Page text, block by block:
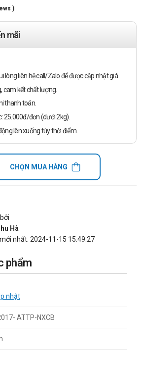
)
mãi
lòng liên hệ call/Zalo để được cập nhật giá
cam kết chất lượng.
thanh toán.
25.000đ/đơn (dưới 2kg).
lên xuống tùy thời điểm.
CHỌN MUA HÀNG
Hà
nhất: 2024-11-15 15:49:27
phẩm
nhật
ATTP-NXCB